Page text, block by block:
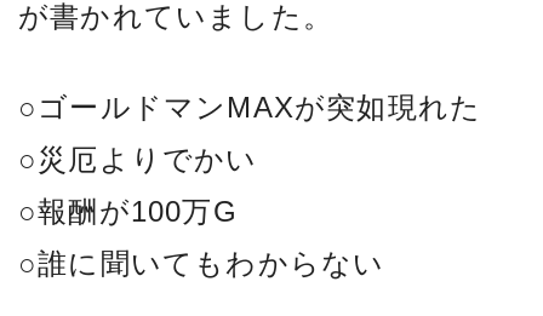
が書かれていました。
○ゴールドマンMAXが突如現れた
○災厄よりでかい
○報酬が100万G
○誰に聞いてもわからない